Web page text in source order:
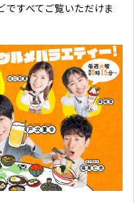
すべてご覧いただけま